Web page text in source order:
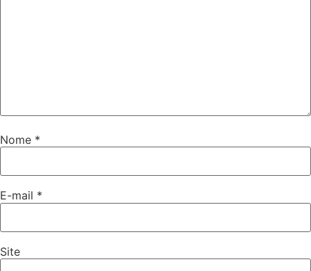
Nome *
E-mail *
Site